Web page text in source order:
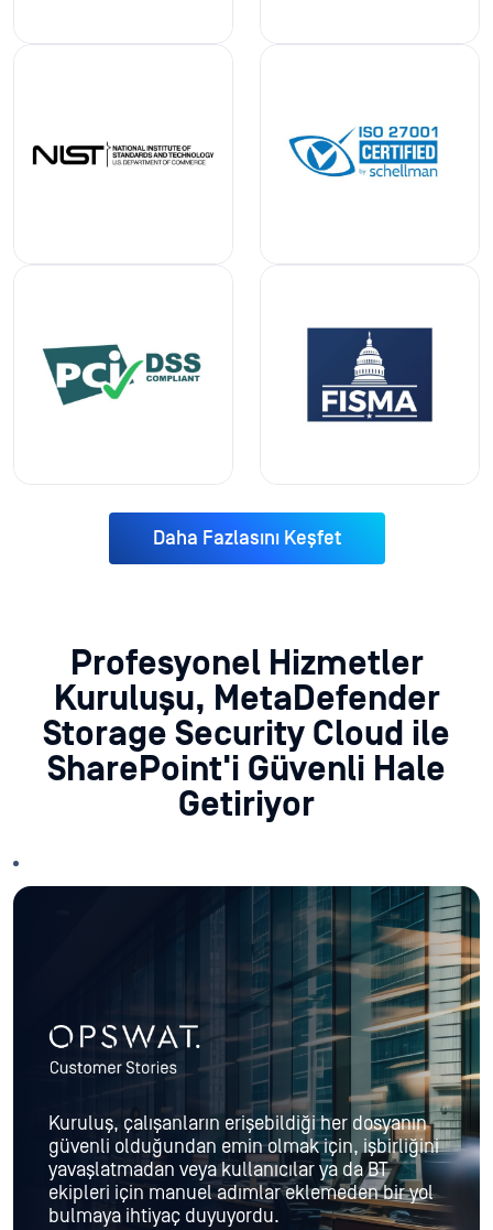
Daha Fazlasını Keşfet
Profesyonel Hizmetler
Kuruluşu, MetaDefender
Storage Security Cloud ile
SharePoint'i Güvenli Hale
Getiriyor
Kuruluş, çalışanların erişebildiği her dosyanın
güvenli olduğundan emin olmak için, işbirliğini
yavaşlatmadan veya kullanıcılar ya da BT
ekipleri için manuel adımlar eklemeden bir yol
bulmaya ihtiyaç duyuyordu.